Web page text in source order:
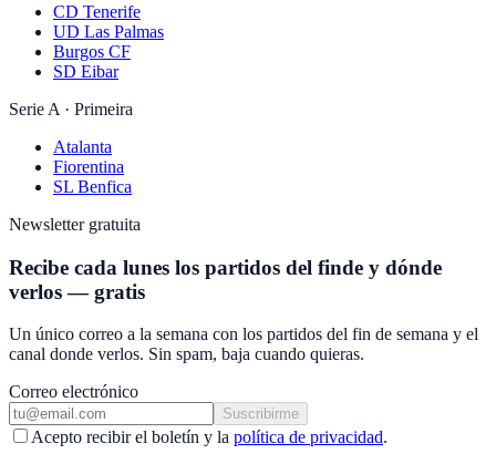
CD Tenerife
UD Las Palmas
Burgos CF
SD Eibar
Serie A · Primeira
Atalanta
Fiorentina
SL Benfica
Newsletter gratuita
Recibe cada lunes los partidos del finde y dónde
verlos — gratis
Un único correo a la semana con los partidos del fin de semana y el
canal donde verlos. Sin spam, baja cuando quieras.
Correo electrónico
Suscribirme
Acepto recibir el boletín y la política de privacidad.